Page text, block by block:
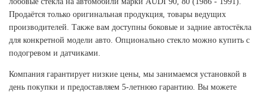
Продаётся только оригинальная продукция, товары ведущих
производителей. Также вам доступны боковые и задние автостёкла
для конкретной модели авто. Опционально стекло можно купить с
подогревом и датчиками.
Компания гарантирует низкие цены, мы занимаемся установкой в
день покупки и предоставляем 5-летнюю гарантию. Вы можете